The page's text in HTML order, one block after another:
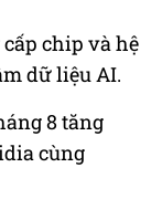
chip và hệ
dữ liệu AI.
8 tăng
cùng